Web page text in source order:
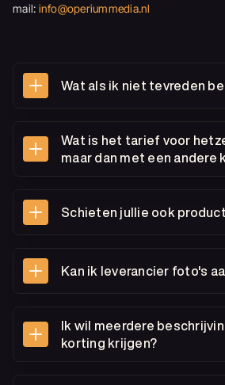
mail: info@operiummedia.nl
Wat als ik niet tevreden
Wat is het tarief voor
maar dan met een andere
Schieten jullie ook
Kan ik leverancier foto's
Ik wil meerdere
korting krijgen?